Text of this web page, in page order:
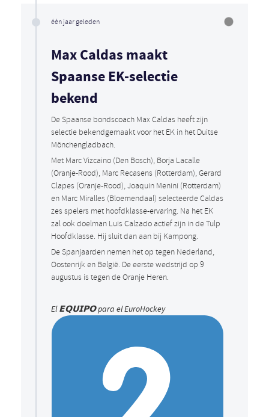
één jaar geleden
Max Caldas maakt
Spaanse EK-selectie
bekend
De Spaanse bondscoach Max Caldas heeft zijn
selectie bekendgemaakt voor het EK in het Duitse
Mönchengladbach.
Met Marc Vizcaino (Den Bosch), Borja Lacalle
(Oranje-Rood), Marc Recasens (Rotterdam), Gerard
Clapes (Oranje-Rood), Joaquin Menini (Rotterdam)
en Marc Miralles (Bloemendaal) selecteerde Caldas
zes spelers met hoofdklasse-ervaring. Na het EK
zal ook doelman Luis Calzado actief zijn in de Tulp
Hoofdklasse. Hij sluit dan aan bij Kampong.
De Spanjaarden nemen het op tegen Nederland,
Oostenrijk en België. De eerste wedstrijd op 9
augustus is tegen de Oranje Heren.
El 𝗘𝗤𝗨𝗜𝗣𝗢 para el EuroHockey